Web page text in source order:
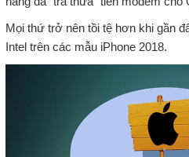
Mọi thứ trở nên tồi tệ hơn khi gần
Intel trên các mẫu iPhone 2018.